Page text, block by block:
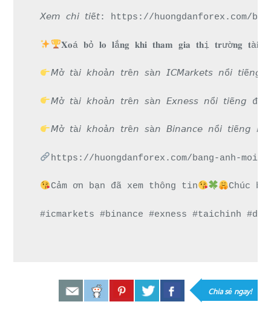
𝘟𝘦𝘮 𝘤𝘩𝘪 𝘵𝘪ế𝘵: https://huongdanforex.com/
𝐗𝐨á 𝐛ỏ 𝐥𝐨 𝐥ắ𝐧𝐠 𝐤𝐡𝐢 𝐭𝐡𝐚𝐦 𝐠𝐢𝐚 𝐭𝐡ị 𝐭𝐫ườ𝐧𝐠
𝘔ở 𝘵à𝘪 𝘬𝘩𝘰ả𝘯 𝘵𝘳ê𝘯 𝘴à𝘯 𝘐𝘊𝘔𝘢𝘳𝘬𝘦𝘵𝘴 𝘯ổ𝘪
𝘔ở 𝘵à𝘪 𝘬𝘩𝘰ả𝘯 𝘵𝘳ê𝘯 𝘴à𝘯 𝘌𝘹𝘯𝘦𝘴𝘴 𝘯ổ𝘪 𝘵𝘪ế𝘯𝘨
𝘔ở 𝘵à𝘪 𝘬𝘩𝘰ả𝘯 𝘵𝘳ê𝘯 𝘴à𝘯 𝘉𝘪𝘯𝘢𝘯𝘤𝘦 𝘯ổ𝘪
https://huongdanforex.com/bang-anh-moi-
Cảm ơn bạn đã xem thông tin Chúc
#icmarkets #binance #exness #taichinh
Chia sẻ ngay!